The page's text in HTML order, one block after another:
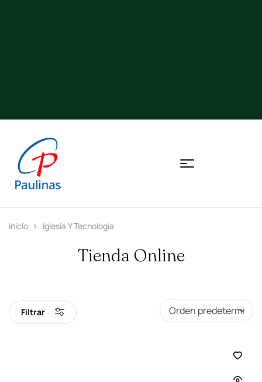
Inicio Iglesia Y Tecnología
Tienda Online
Filtrar